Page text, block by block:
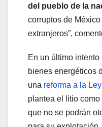
del pueblo de la
corruptos de
extranjeros”,
En un último
bienes energéticos
una reforma a la
plantea el litio
que no se podrán